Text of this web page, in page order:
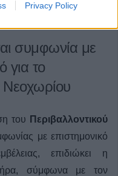
Privacy Policy
συμφωνία με
για το
Νεοχωρίου
του Περιβαλλοντικού
με επιστημονικό
επιδιώκει η
σύμφωνα με τον